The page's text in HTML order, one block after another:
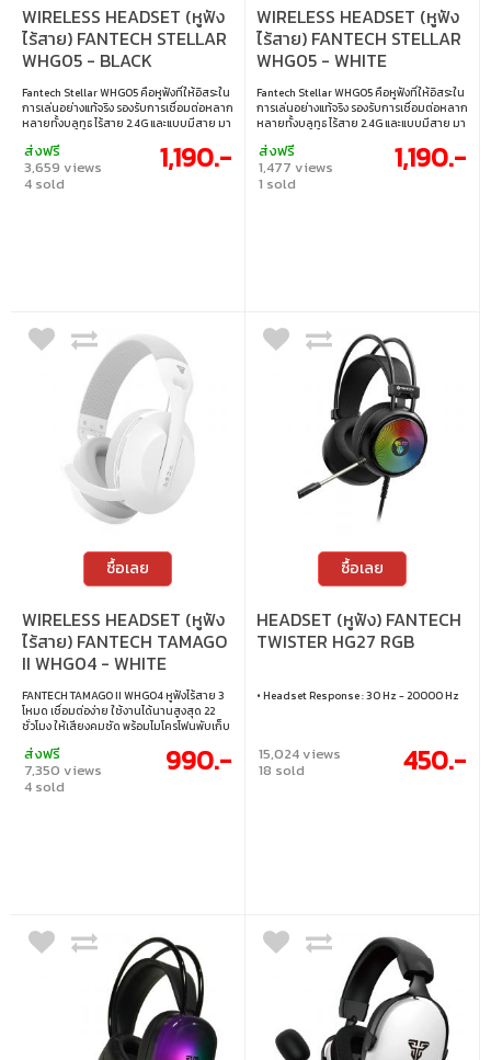
WIRELESS HEADSET (หูฟัง
ไร้สาย) FANTECH STELLAR
WHG05 - BLACK
Fantech Stellar WHG05 คือหูฟังที่ให้อิสระใน
การเล่นอย่างแท้จริง รองรับการเชื่อมต่อหลาก
หลายทั้งบลูทูธ ไร้สาย 2.4G และแบบมีสาย มา
คมชัดทุกย่าน และแบตเตอรี่ความจุสูง ใช้งาน
ได้นานสูงสุดถึง 105 ชั่วโมง • หูฟังแบบครอบหู
สวมใส่สบาย เหมาะกับการใช้งานต่อเนื่อง •
ส่งฟรี
3,659 views
4 sold
1,190.-
WIRELESS HEADSET (หูฟัง
ไร้สาย) FANTECH STELLAR
WHG05 - WHITE
Fantech Stellar WHG05 คือหูฟังที่ให้อิสระใน
การเล่นอย่างแท้จริง รองรับการเชื่อมต่อหลาก
หลายทั้งบลูทูธ ไร้สาย 2.4G และแบบมีสาย มา
คมชัดทุกย่าน และแบตเตอรี่ความจุสูง ใช้งาน
ได้นานสูงสุดถึง 105 ชั่วโมง • หูฟังแบบครอบหู
สวมใส่สบาย เหมาะกับการใช้งานต่อเนื่อง •
ส่งฟรี
1,477 views
1 sold
1,190.-
ซื้อเลย
WIRELESS HEADSET (หูฟัง
ไร้สาย) FANTECH TAMAGO
II WHG04 - WHITE
FANTECH TAMAGO II WHG04 หูฟังไร้สาย 3
โหมด เชื่อมต่อง่าย ใช้งานได้นานสูงสุด 22
ชั่วโมง ให้เสียงคมชัด พร้อมไมโครโฟนพับเก็บ
เพียง 174 กรัม ใส่สบายแม้ใช้งานต่อเนื่อง
เหมาะสำหรับเล่นเกม ฟังเพลง และเรียน
ออนไลน์ • เชื่อมต่อได้ 3 โหมด Bluetooth /
ส่งฟรี
7,350 views
4 sold
990.-
ซื้อเลย
HEADSET (หูฟัง) FANTECH
TWISTER HG27 RGB
• Headset Response : 30 Hz - 20000 Hz
15,024 views
18 sold 450.-